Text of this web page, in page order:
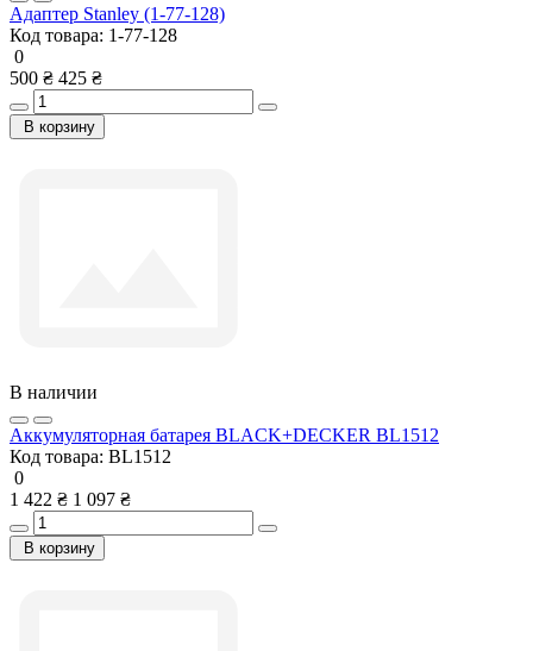
Адаптер Stanley (1-77-128)
Код товара: 1-77-128
0
500 ₴ 425 ₴
В корзину
В наличии
Аккумуляторная батарея BLACK+DECKER BL1512
Код товара: BL1512
0
1 422 ₴ 1 097 ₴
В корзину